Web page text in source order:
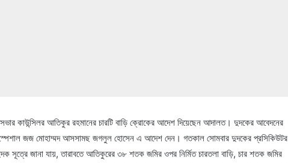
কাউন্সিলর আতিকুর রহমানের চারটি বাড়ি ক্রোকের আদেশ দিয়েছেন আদালত। দুদকের আবেদনের
স্পেশাল জজ মোহাম্মদ আসসামছ জগলুল হোসেন এ আদেশ দেন। গতকাল সোমবার দুদকের প্রসিকিউটর
জানা যায়, তারাবতে আতিকুরের ৩৮ শতক জমির ওপর নির্মিত চারতলা বাড়ি, চার শতক জমির